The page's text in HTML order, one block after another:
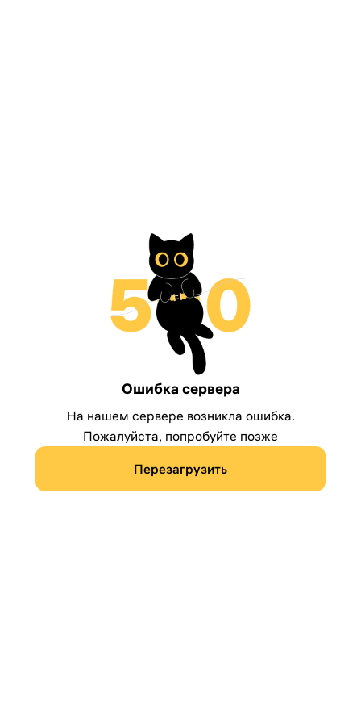
Ошибка сервера
На нашем сервере возникла ошибка.
Пожалуйста, попробуйте позже
Перезагрузить